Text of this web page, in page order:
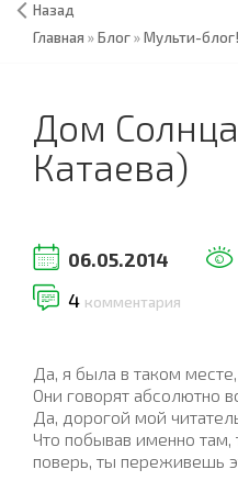
Назад
Главная »Блог»Мульти-блог!
Дом
Катаева)
06.05.2014
4 комментария
Да, я была в таком
Они говорят абсолютно
Да, дорогой мой
Что побывав именно
поверь, ты переживешь